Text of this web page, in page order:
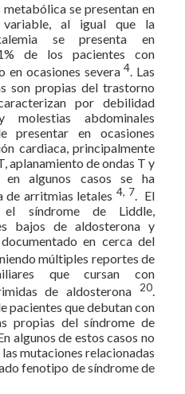
se presentan en
variable, al igual que la
se presenta en
de los pacientes con
en ocasiones severa4. Las
son propias del trastorno
por debilidad
molestias abdominales
presentar en ocasiones
cardiaca, principalmente
aplanamiento de ondas T y
algunos casos se ha
de arritmias letales 4, 7. El
el síndrome de Liddle,
bajos de aldosterona y
en cerca del
múltiples reportes de
que cursan con
de aldosterona 20.
pacientes que debutan con
propias del síndrome de
algunos de estos casos no
mutaciones relacionadas
fenotipo de síndrome de